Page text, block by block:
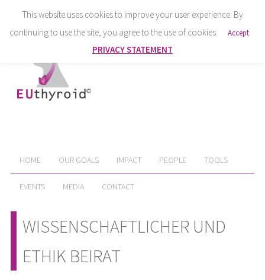
HOME OUR GOALS IMPACT PEOPLE TOOLS
EVENTS MEDIA CONTACT
WISSENSCHAFTLICHER UND
ETHIK BEIRAT
This website uses cookies to improve your user experience. By
continuing to use the site, you agree to the use of cookies.
Accept
PRIVACY STATEMENT